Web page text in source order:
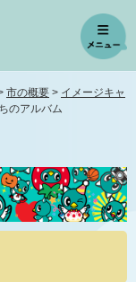
市の概要 > イメージキャ
のアルバム